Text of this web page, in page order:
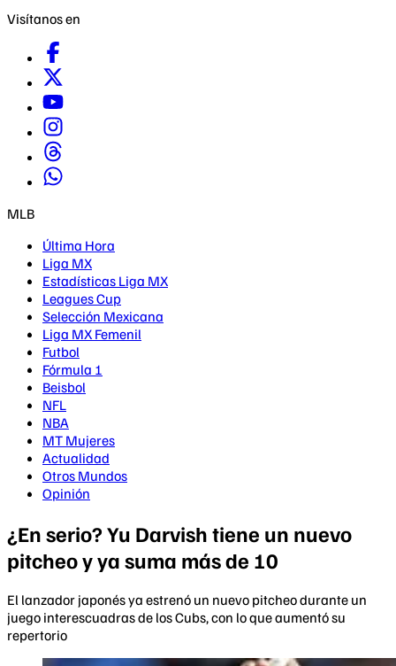
Visítanos en
MLB
Última Hora
Liga MX
Estadísticas Liga MX
Leagues Cup
Selección Mexicana
Liga MX Femenil
Futbol
Fórmula 1
Beisbol
NFL
NBA
MT Mujeres
Actualidad
Otros Mundos
Opinión
¿En serio? Yu Darvish tiene un nuevo
pitcheo y ya suma más de 10
El lanzador japonés ya estrenó un nuevo pitcheo durante un
juego interescuadras de los Cubs, con lo que aumentó su
repertorio